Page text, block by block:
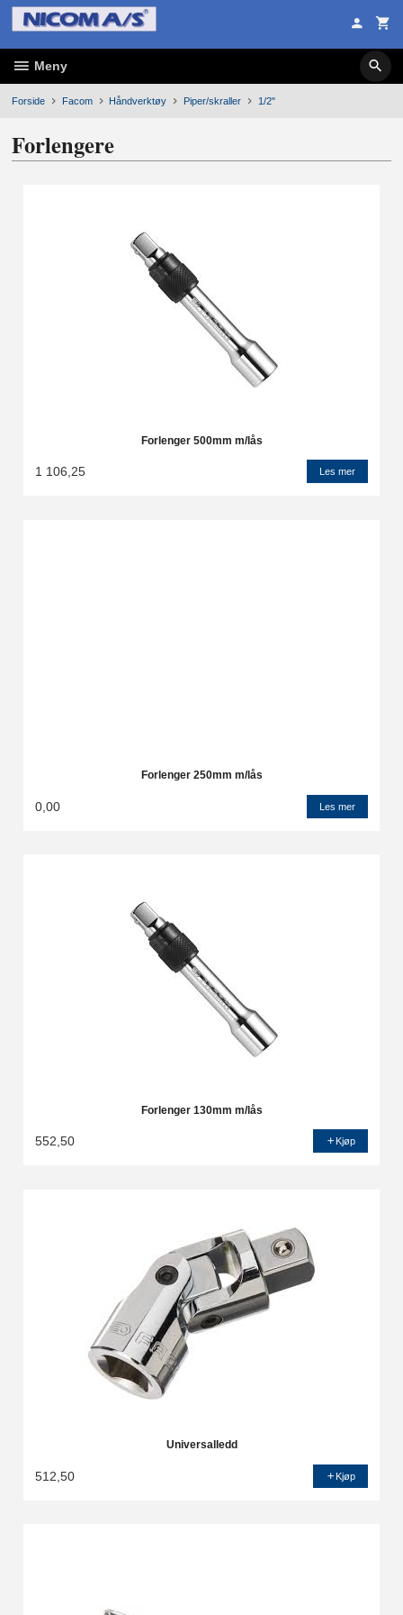
Gå
innholdet
Meny
Forside Facom Håndverktøy Piper/skraller 1/2"
Forlengere
Forlenger 500mm m/lås
1 106,25 Les mer
Forlenger 250mm m/lås
0,00 Les mer
Forlenger 130mm m/lås
552,50 Kjøp
Universalledd
512,50 Kjøp